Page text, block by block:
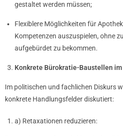
gestaltet werden müssen;
Flexiblere Möglichkeiten für
Kompetenzen auszuspielen, ohne
aufgebürdet zu bekommen.
Konkrete Bürokratie-Baustellen
Im politischen und fachlichen Diskurs
konkrete Handlungsfelder diskutiert:
a) Retaxationen reduzieren: